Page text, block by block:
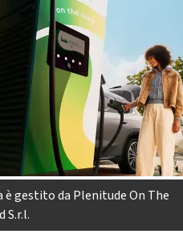
gestito da Plenitude On The
S.r.l.